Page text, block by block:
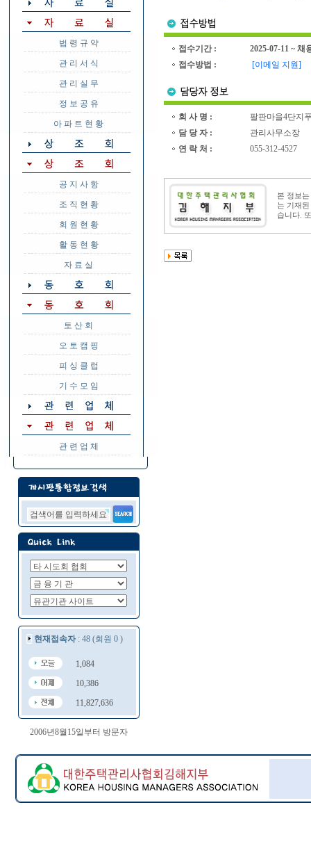
법 령 규 약
관 리 서 식
관 리 실 무
정 보 공 유
아 파 트 현 황
공 지 사 항
조 직 현 황
회 원 현 황
활 동 현 황
자 료 실
토 산 회
오 토 캠 핑
피 싱 클 럽
기 수 모 임
관 련 업 체
현재접속자: 48 (회원 0 )
1,084
10,386
11,827,636
2006년8월15일부터 방문자
접수기간 :
2025-07-11 ~ 채
접수방법 :
[이메일 지원]
회 사 명 :
팔판마을4단지
담 당 자 :
관리사무소장
연 락 처 :
055-312-4527
본 정보는
는 기재
습니다.